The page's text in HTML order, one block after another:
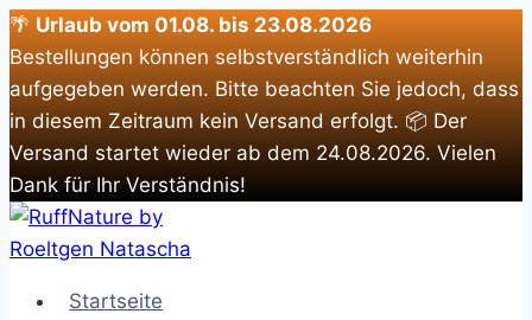
🌴 Urlaub vom 01.08. bis 23.08.2026
Bestellungen können selbstverständlich weiterhin
aufgegeben werden. Bitte beachten Sie jedoch, dass
in diesem Zeitraum kein Versand erfolgt. 📦 Der
Versand startet wieder ab dem 24.08.2026. Vielen
Dank für Ihr Verständnis!
Zum
Inhalt
Startseite